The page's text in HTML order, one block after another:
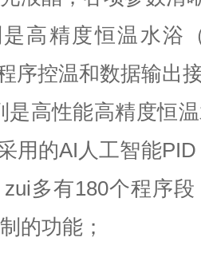
高精度恒温水浴
序控温和数据输出
是高性能高精度恒
用的AI 人工智能PID
多有180个程序
的功能；